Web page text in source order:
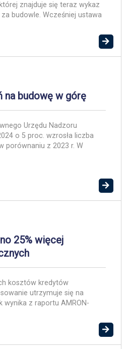
znajduje się teraz wykaz
budowle. Wcześniej ustawa
działalnością gospodarczą, a
ogrodzenia prywatne.
na budowę w górę
Urzędu Nadzoru
o 5 proc. wzrosła liczba
porównaniu z 2023 r. W
25% więcej
kosztów kredytów
utrzymuje się na
wynika z raportu AMRON-
wartości 85,2 mld zł. To